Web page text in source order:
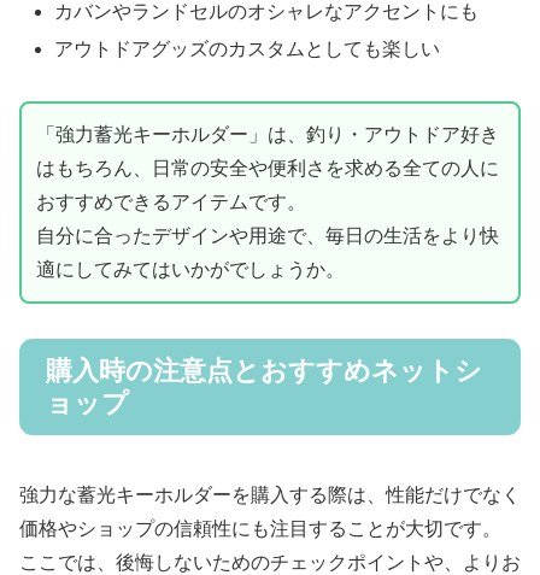
カバンやランドセルのオシャレなアクセントにも
アウトドアグッズのカスタムとしても楽しい
「強力蓄光キーホルダー」は、釣り・アウトドア好き
はもちろん、日常の安全や便利さを求める全ての人に
おすすめできるアイテムです。
自分に合ったデザインや用途で、毎日の生活をより快
適にしてみてはいかがでしょうか。
購入時の注意点とおすすめネットシ
ョップ
強力な蓄光キーホルダーを購入する際は、性能だけでなく
価格やショップの信頼性にも注目することが大切です。
ここでは、後悔しないためのチェックポイントや、よりお